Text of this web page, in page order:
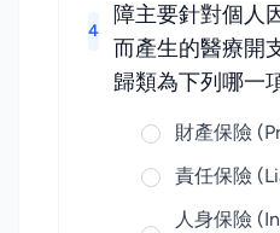
4
障主要針對個人
而產生的醫療開
歸類為下列哪一
財產保險
責任保險
人身保險